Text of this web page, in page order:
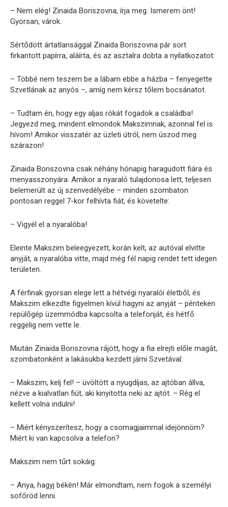
– Nem elég! Zinaida Boriszovna, írja meg. Ismerem önt!
Gyorsan, várok.
Sértődött ártatlansággal Zinaida Boriszovna pár sort
firkantott papírra, aláírta, és az asztalra dobta a nyilatkozatot:
– Többé nem teszem be a lábam ebbe a házba – fenyegette
Szvetlának az anyós –, amíg nem kérsz tőlem bocsánatot.
– Tudtam én, hogy egy aljas rókát fogadok a családba!
Jegyezd meg, mindent elmondok Makszimnak, azonnal fel is
hívom! Amikor visszatér az üzleti útról, nem úszod meg
szárazon!
Zinaida Boriszovna csak néhány hónapig haragudott fiára és
menyasszonyára. Amikor a nyaraló tulajdonosa lett, teljesen
belemerült az új szenvedélyébe – minden szombaton
pontosan reggel 7-kor felhívta fiát, és követelte:
– Vigyél el a nyaralóba!
Eleinte Makszim beleegyezett, korán kelt, az autóval elvitte
anyját, a nyaralóba vitte, majd még fél napig rendet tett idegen
területen.
A férfinak gyorsan elege lett a hétvégi nyaralói életből, és
Makszim elkezdte figyelmen kívül hagyni az anyját – pénteken
repülőgép üzemmódba kapcsolta a telefonját, és hétfő
reggelig nem vette le.
Miután Zinaida Boriszovna rájött, hogy a fia elrejti előle magát,
szombatonként a lakásukba kezdett járni Szvetával:
– Makszim, kelj fel! – üvöltött a nyugdíjas, az ajtóban állva,
nézve a kialvatlan fiút, aki kinyitotta neki az ajtót. – Rég el
kellett volna indulni!
– Miért kényszerítesz, hogy a csomagjaimmal idejönnöm?
Miért ki van kapcsolva a telefon?
Makszim nem tűrt sokáig:
– Anya, hagyj békén! Már elmondtam, nem fogok a személyi
sofőröd lenni.